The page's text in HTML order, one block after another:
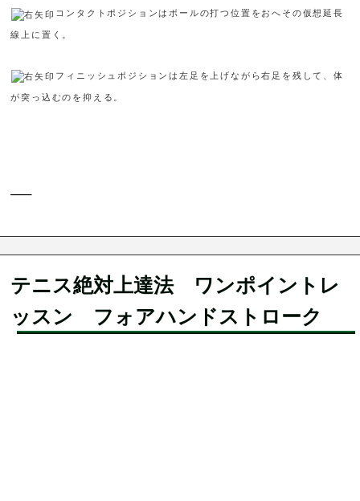
コンタクトポジションはボールの打つ位置をおへその仮想延長
線上に置く。
フィニッシュポジションは左足を上げながら右足を残して、体
が突っ込むのを抑える。
—–
テニス絶対上達法 ワンポイントレ
ッスン フォアハンドストローク